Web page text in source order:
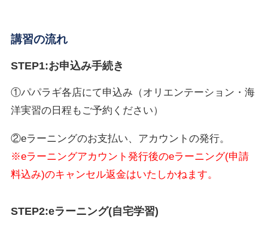
講習の流れ
STEP1:お申込み手続き
①パパラギ各店にて申込み（オリエンテーション・海
洋実習の日程もご予約ください）
②eラーニングのお支払い、アカウントの発行。
※eラーニングアカウント発行後のeラーニング(申請
料込み)のキャンセル返金はいたしかねます。
STEP2:eラーニング(自宅学習)